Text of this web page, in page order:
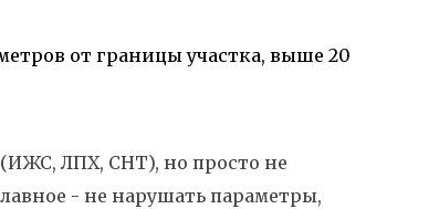
от границы участка, выше 20
ЛПХ, СНТ), но просто не
- не нарушать параметры,